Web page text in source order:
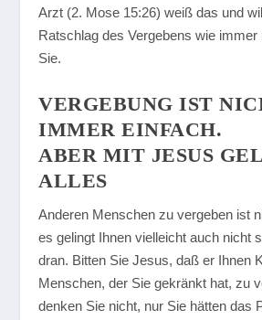
Arzt (2. Mose 15:26) weiß das und
Ratschlag des Vergebens wie
Sie.
VERGEBUNG IST
IMMER EINFACH.
ABER MIT JESUS
ALLES
Anderen Menschen zu vergeben ist
es gelingt Ihnen vielleicht auch nicht
dran. Bitten Sie Jesus, daß er Ihnen
Menschen, der Sie gekränkt hat, zu
denken Sie nicht, nur Sie hätten das